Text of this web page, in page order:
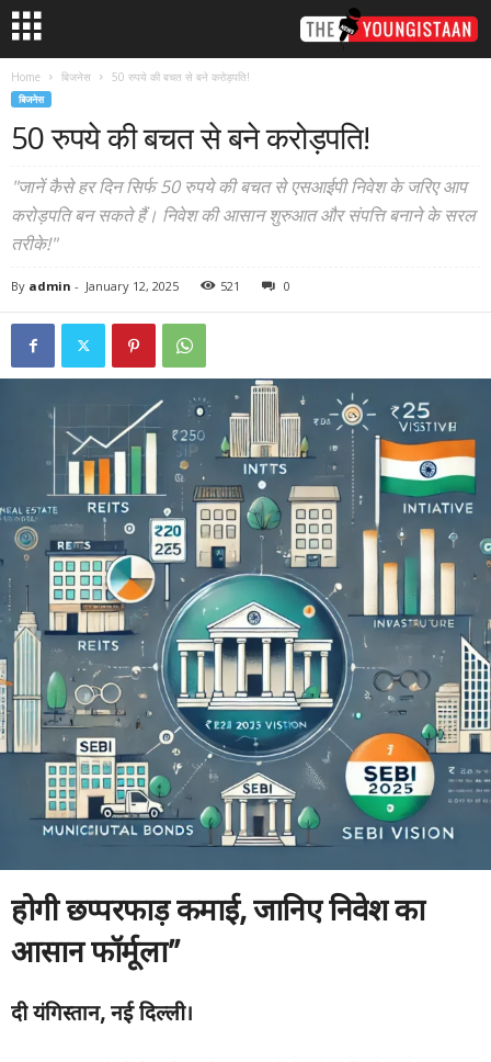
Home बिजनेस 50 रुपये की बचत से बने करोड़पति!
बिजनेस
50 रुपये की बचत से बने करोड़पति!
"जानें कैसे हर दिन सिर्फ 50 रुपये की बचत से एसआईपी निवेश के जरिए आप
करोड़पति बन सकते हैं। निवेश की आसान शुरुआत और संपत्ति बनाने के सरल
तरीके!"
By admin - January 12, 2025 521 0
होगी छप्परफाड़ कमाई, जानिए निवेश का
आसान फॉर्मूला”
दी यंगिस्तान, नई दिल्ली।